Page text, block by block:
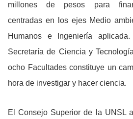
millones de pesos para
centradas en los ejes Medio
Humanos e Ingeniería
Secretaría de Ciencia y
ocho Facultades constituye un
hora de investigar y hacer ciencia.
El Consejo Superior de la UNSL